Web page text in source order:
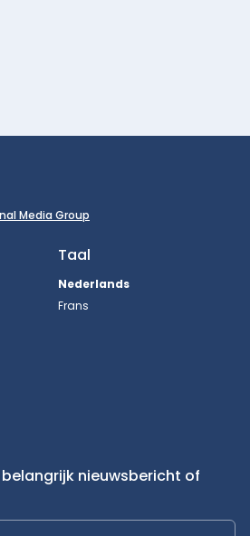
Media Group
Taal
Nederlands
Frans
nieuwsbericht of